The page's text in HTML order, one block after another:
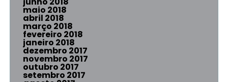
maio 2018
abril 2018
março 2018
fevereiro 2018
janeiro 2018
dezembro 2017
novembro 2017
outubro 2017
setembro 2017